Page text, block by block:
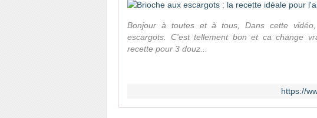
Bonjour à toutes et à tous, Dans cette
escargots. C'est tellement bon et ca change
recette pour 3 douz...
https://